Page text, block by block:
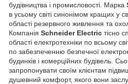
будівництва і промисловості. Марка
в усьому світі синонімом кращих у
області резервного живлення та
Компанія Schneider Electric тісно
області електротехніки по всьому
по забезпеченню безпечної
будинків і комерційних будівель.
запропонувати своїм клієнтам
душевний комфорт, якого вони